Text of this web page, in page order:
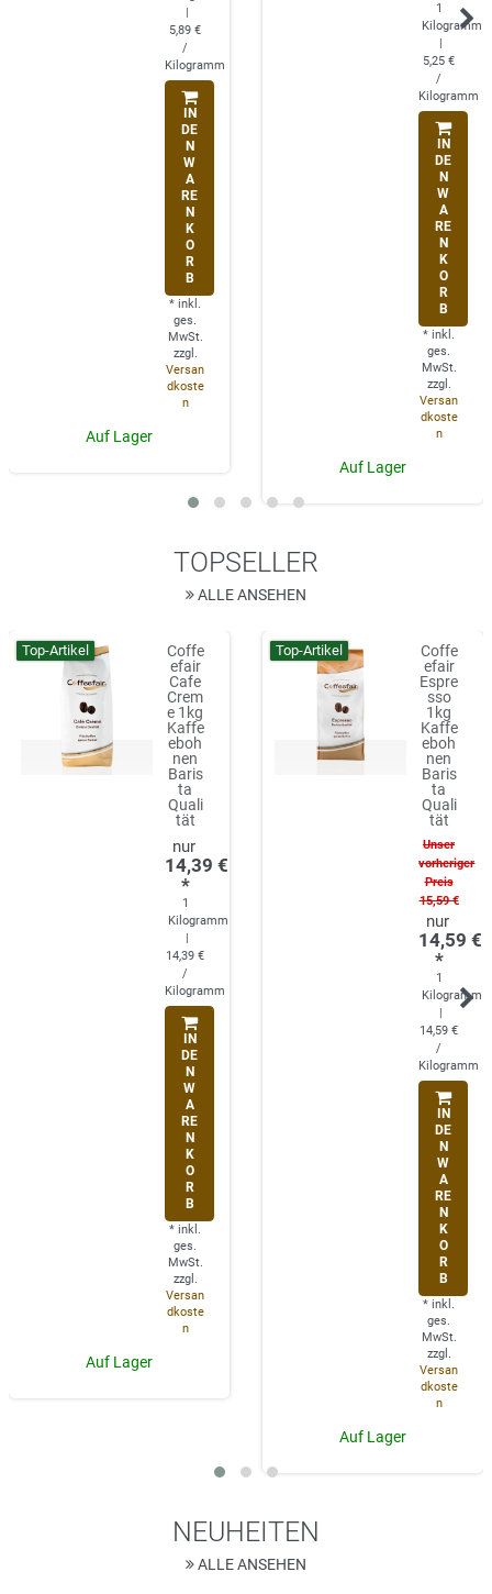
5,89 €
/
Kilogramm
IN
DE
N
W
A
RE
N
K
O
R
B
* inkl.
ges.
MwSt.
zzgl.
Versan
dkoste
n
Auf Lager
1
Kilogramm
5,25 €
/
Kilogramm
IN
DE
N
W
A
RE
N
K
O
R
B
* inkl.
ges.
MwSt.
zzgl.
Versan
dkoste
n
Auf Lager
TOPSELLER
ALLE ANSEHEN
Top-Artikel
Coffe
efair
Cafe
Crem
e 1kg
Kaffe
eboh
nen
Baris
ta
Quali
tät
14,39 €
*
1
Kilogramm
14,39 €
/
Kilogramm
IN
DE
N
W
A
RE
N
K
O
R
B
* inkl.
ges.
MwSt.
zzgl.
Versan
dkoste
n
Auf Lager
Top-Artikel
Coffe
efair
Espre
sso
1kg
Kaffe
eboh
nen
Baris
ta
Quali
tät
Unser
vorheriger
Preis
15,59 €
14,59 €
*
1
Kilogramm
14,59 €
/
Kilogramm
IN
DE
N
W
A
RE
N
K
O
R
B
* inkl.
ges.
MwSt.
zzgl.
Versan
dkoste
n
Auf Lager
NEUHEITEN
ALLE ANSEHEN